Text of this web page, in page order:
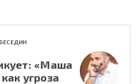
«Маша
угроза